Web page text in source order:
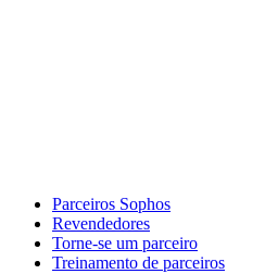
Parceiros Sophos
Revendedores
Torne-se um parceiro
Treinamento de parceiros